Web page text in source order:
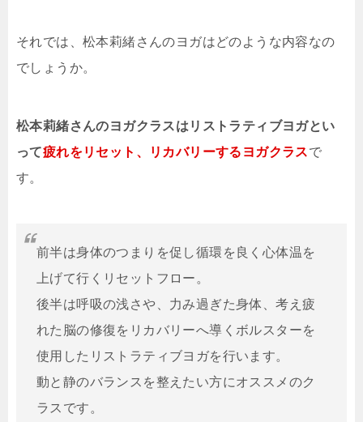
それでは、松本莉緒さんのヨガはどのような内容なの
でしょうか。
松本莉緒さんのヨガクラスはリストラティブヨガとい
って疲れをリセット、リカバリーする ヨガクラスで
す。
前半は身体のつまりを促し循環を良く心体温を
上げて行くリセットフロー。
後半は呼吸の浅さや、力み過ぎた身体、考え疲
れた脳の修復をリカバリーへ導くボルスターを
使用したリストラティブヨガを行います。
動と静のバランスを整えたい方にオススメのク
ラスです。